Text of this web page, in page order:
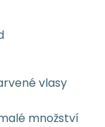
vlasy
množství